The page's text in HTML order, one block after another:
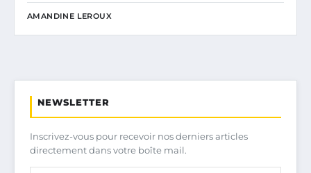
AMANDINE LEROUX
NEWSLETTER
Inscrivez-vous pour recevoir nos derniers articles
directement dans votre boîte mail.